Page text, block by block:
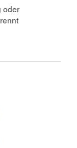
oder